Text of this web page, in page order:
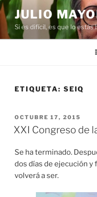
Saltar
al
contenido
JULIO
Si es difícil, es que lo estás
ETIQUETA: SEIQ
PUBLICADO
EL
OCTUBRE 17, 2015
XXI Congreso de
Se ha terminado.
dos días de ejecución y
volverá a ser.